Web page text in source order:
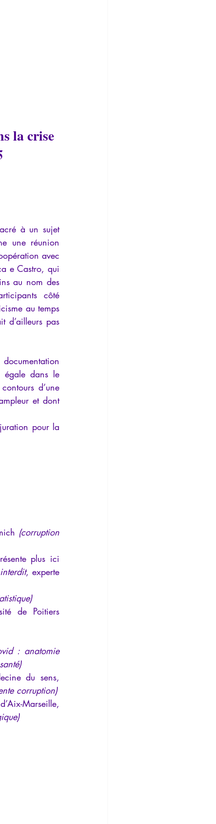
la crise
à un sujet
une réunion
avec
e Castro, qui
au nom des
côté
au temps
d’ailleurs pas
égale dans le
d’une
et dont
pour la
(corruption
, experte
: anatomie
du sens,
corruption)
Marseille,